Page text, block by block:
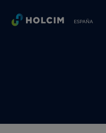
ESPAÑA